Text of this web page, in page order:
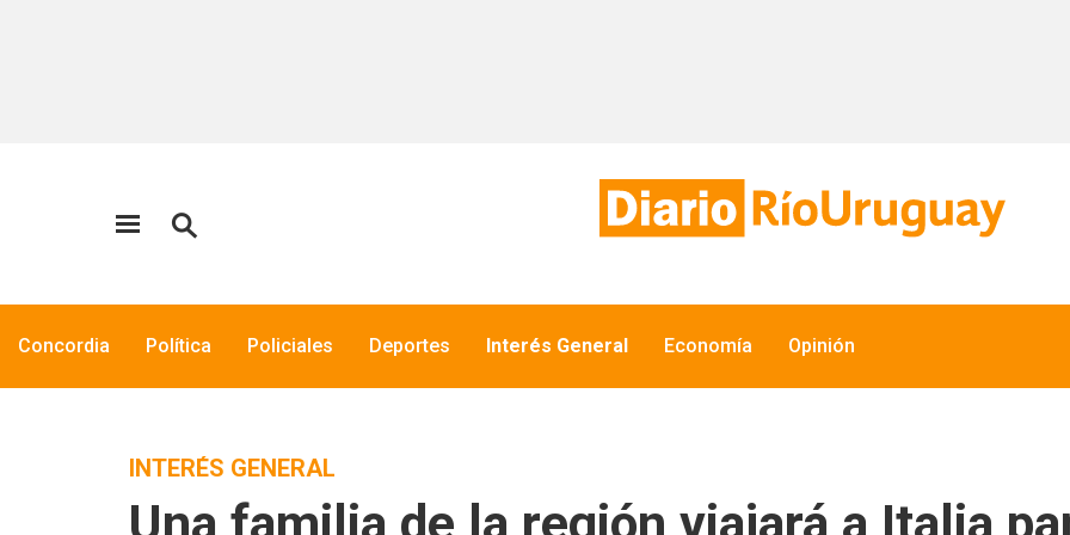
Concordia Política Policiales Deportes Interés General Economía Opinión
INTERÉS GENERAL
Una familia de la región viajará a Italia